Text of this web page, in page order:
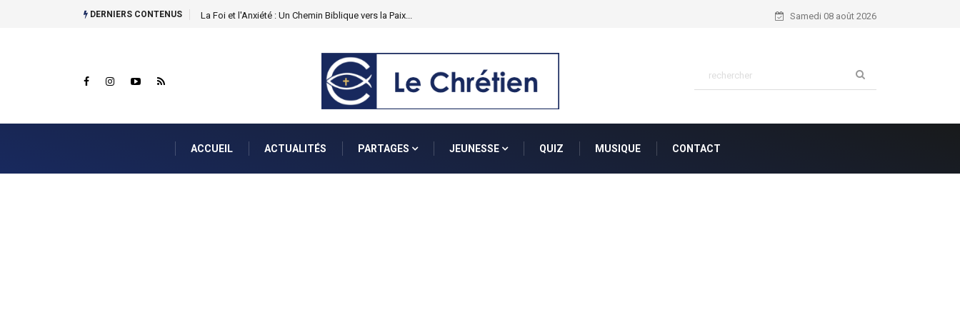
DERNIERS CONTENUS La Foi et l'Anxiété : Un Chemin Biblique vers la Paix... Nahum 1:7...
Samedi 08 août 2026
ACCUEIL ACTUALITÉS PARTAGES JEUNESSE QUIZ MUSIQUE CONTACT